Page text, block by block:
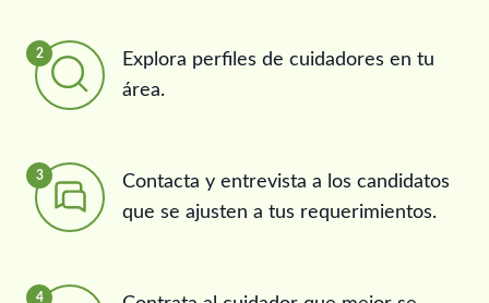
2
Explora perfiles de cuidadores en tu
área.
3
Contacta y entrevista a los candidatos
que se ajusten a tus requerimientos.
4